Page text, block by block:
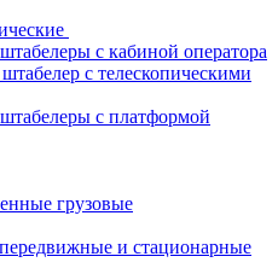
с кабиной оператора
с телескопическими
с платформой
грузовые
и стационарные